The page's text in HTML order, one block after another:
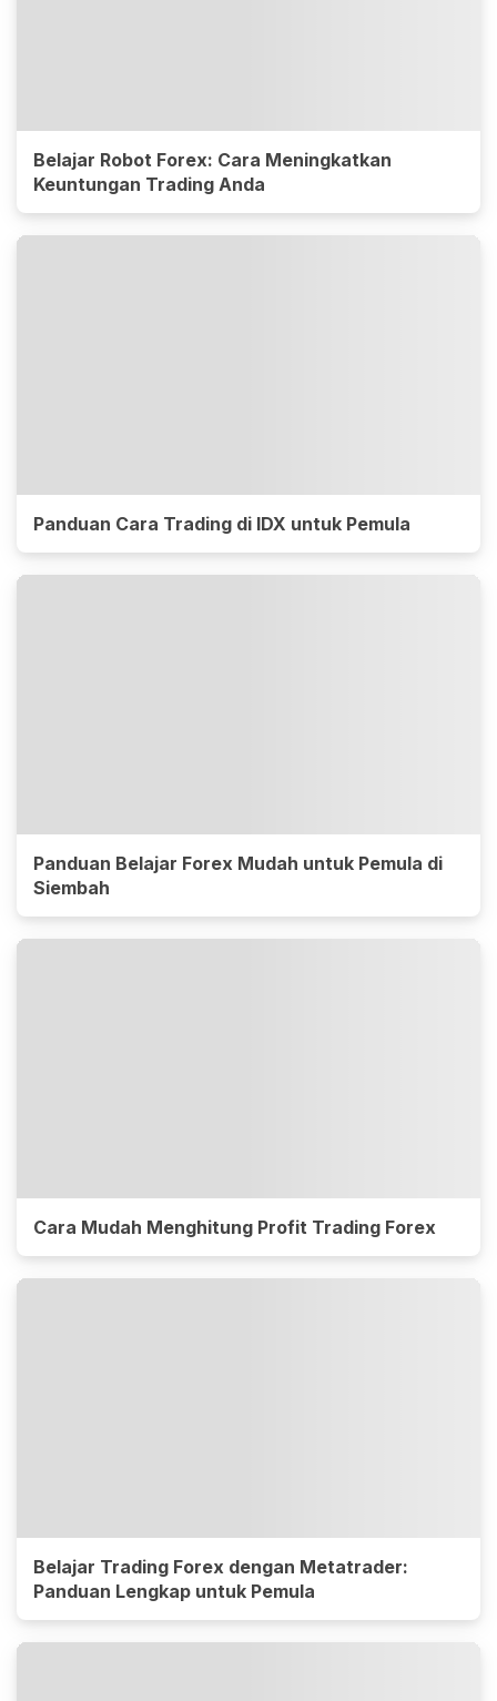
Belajar Robot Forex: Cara Meningkatkan
Keuntungan Trading Anda
Panduan Cara Trading di IDX untuk Pemula
Panduan Belajar Forex Mudah untuk Pemula di
Siembah
Cara Mudah Menghitung Profit Trading Forex
Belajar Trading Forex dengan Metatrader:
Panduan Lengkap untuk Pemula